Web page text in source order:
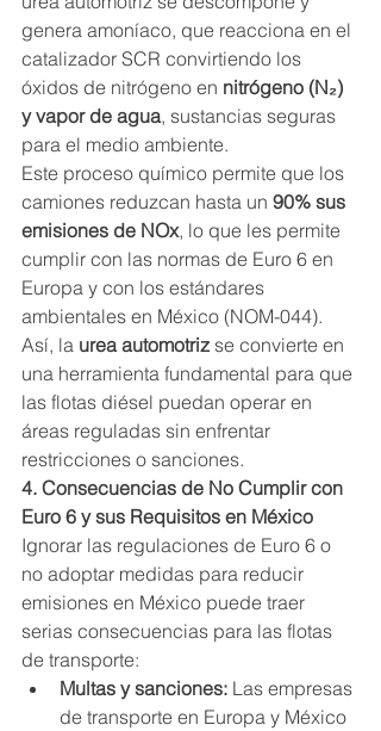
genera amoníaco, que reacciona en el
catalizador SCR convirtiendo los
óxidos de nitrógeno en nitrógeno (N₂)
y vapor de agua, sustancias seguras
para el medio ambiente.
Este proceso químico permite que los
camiones reduzcan hasta un 90% sus
emisiones de NOx, lo que les permite
cumplir con las normas de Euro 6 en
Europa y con los estándares
ambientales en México (NOM-044).
Así, la urea automotriz se convierte en
una herramienta fundamental para que
las flotas diésel puedan operar en
áreas reguladas sin enfrentar
restricciones o sanciones.
4. Consecuencias de No Cumplir con
Euro 6 y sus Requisitos en México
Ignorar las regulaciones de Euro 6 o
no adoptar medidas para reducir
emisiones en México puede traer
serias consecuencias para las flotas
de transporte:
Multas y sanciones: Las empresas
de transporte en Europa y México